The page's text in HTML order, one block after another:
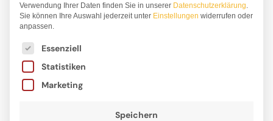
Verwendung Ihrer Daten finden Sie in unserer Datenschutzerklärung.
Sie können Ihre Auswahl jederzeit unter Einstellungen widerrufen oder
anpassen.
Es folgt eine Liste der Service-Gruppen, für die
Essenziell
Statistiken
Marketing
Speichern